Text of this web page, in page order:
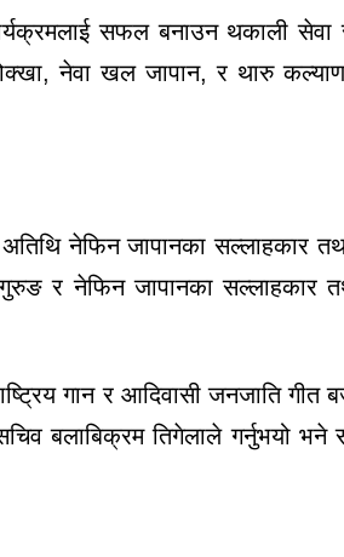
सफल बनाउन थकाली सेवा
नेवा खल जापान, र थारु
नेफिन जापानका सल्लाहकार
र नेफिन जापानका सल्लाहकार
गान र आदिवासी जनजाति
बलाबिक्रम तिगेलाले गर्नुभयो